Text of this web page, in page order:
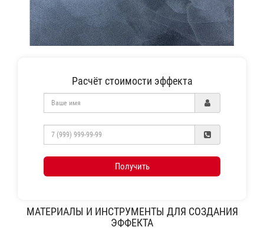
Расчёт стоимости эффекта
Получить
МАТЕРИАЛЫ И ИНСТРУМЕНТЫ ДЛЯ СОЗДАНИЯ
ЭФФЕКТА